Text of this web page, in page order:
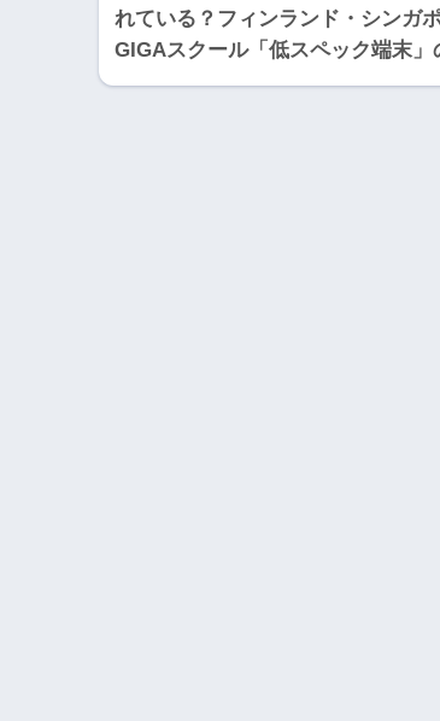
れている？フィンランド・シンガ
GIGAスクール「低スペック端末」